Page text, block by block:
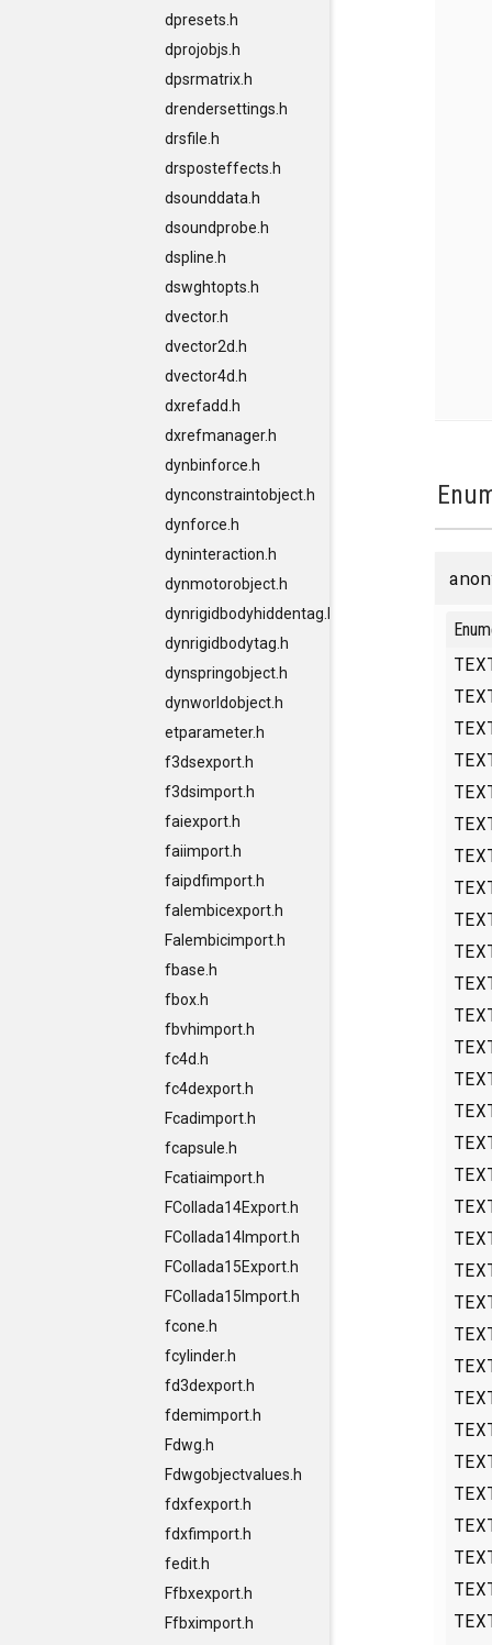
dpresets.h
dprojobjs.h
dpsrmatrix.h
drendersettings.h
drsfile.h
drsposteffects.h
dsounddata.h
dsoundprobe.h
dspline.h
dswghtopts.h
dvector.h
dvector2d.h
dvector4d.h
dxrefadd.h
dxrefmanager.h
dynbinforce.h
dynconstraintobject.h
dynforce.h
dyninteraction.h
dynmotorobject.h
dynrigidbodyhiddentag.h
dynrigidbodytag.h
dynspringobject.h
dynworldobject.h
etparameter.h
f3dsexport.h
f3dsimport.h
faiexport.h
faiimport.h
faipdfimport.h
falembicexport.h
Falembicimport.h
fbase.h
fbox.h
fbvhimport.h
fc4d.h
fc4dexport.h
Fcadimport.h
fcapsule.h
Fcatiaimport.h
FCollada14Export.h
FCollada14Import.h
FCollada15Export.h
FCollada15Import.h
fcone.h
fcylinder.h
fd3dexport.h
fdemimport.h
Fdwg.h
Fdwgobjectvalues.h
fdxfexport.h
fdxfimport.h
fedit.h
Ffbxexport.h
Ffbximport.h